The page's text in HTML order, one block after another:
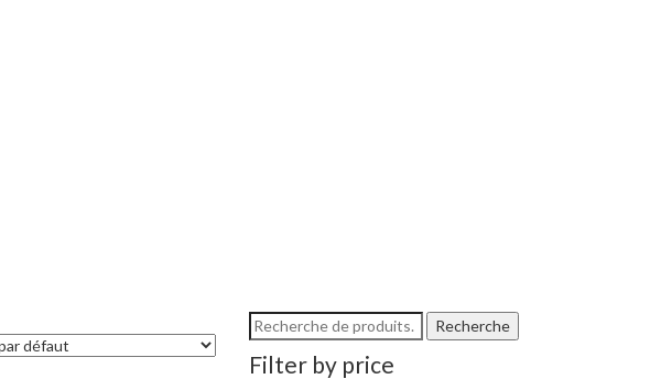
Recherche
pour :
Recherche
Filter by price